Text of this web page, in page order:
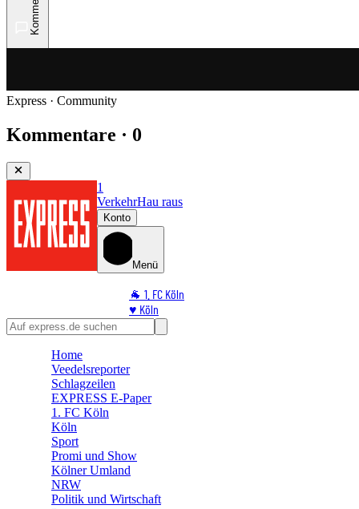
Express · Community
Kommentare · 0
1
VerkehrHau raus
Konto
Menü
🐐 1. FC Köln
♥️ Köln
⭐ Promi
🛒 Shoppingwelt
Home
Veedelsreporter
Schlagzeilen
EXPRESS E-Paper
1. FC Köln
Köln
Sport
Promi und Show
Kölner Umland
NRW
Politik und Wirtschaft